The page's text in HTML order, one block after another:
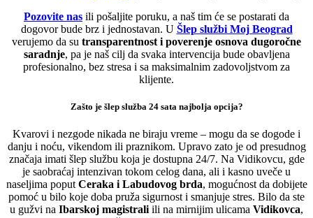
Pozovite nas ili pošaljite poruku, a naš tim će se postarati da
dogovor bude brz i jednostavan. U Šlep službi Moj Beograd
verujemo da su transparentnost i poverenje osnova dugoročne
saradnje, pa je naš cilj da svaka intervencija bude obavljena
profesionalno, bez stresa i sa maksimalnim zadovoljstvom za
klijente.
Zašto je šlep služba 24 sata najbolja opcija?
Kvarovi i nezgode nikada ne biraju vreme – mogu da se dogode i
danju i noću, vikendom ili praznikom. Upravo zato je od presudnog
značaja imati šlep službu koja je dostupna 24/7. Na Vidikovcu, gde
je saobraćaj intenzivan tokom celog dana, ali i kasno uveče u
naseljima poput Ceraka i Labudovog brda, mogućnost da dobijete
pomoć u bilo koje doba pruža sigurnost i smanjuje stres. Bilo da ste
u gužvi na Ibarskoj magistrali ili na mirnijim ulicama Vidikovca,